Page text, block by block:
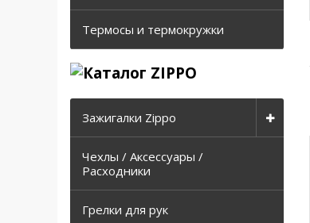
Термосы и термокружки
Зажигалки Zippo
Чехлы / Аксессуары /
Расходники
Грелки для рук